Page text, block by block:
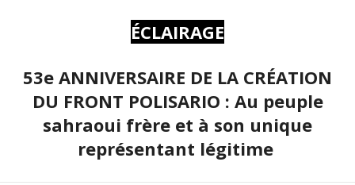
ÉCLAIRAGE
53e ANNIVERSAIRE DE LA CRÉATION
DU FRONT POLISARIO : Au peuple
sahraoui frère et à son unique
représentant légitime